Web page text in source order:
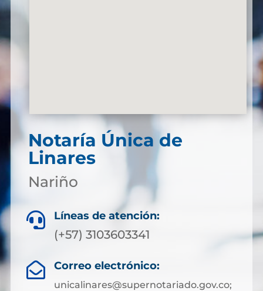
Notaría Única de
Linares
Nariño
 Líneas de atención:
(+57) 3103603341
 Correo electrónico:
unicalinares@supernotariado.gov.co;